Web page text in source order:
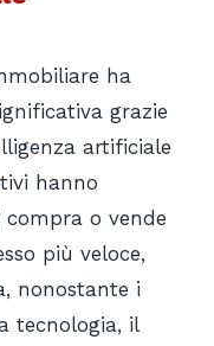
ha
grazie
artificiale
hanno
o vende
più veloce,
nonostante i
tecnologia, il